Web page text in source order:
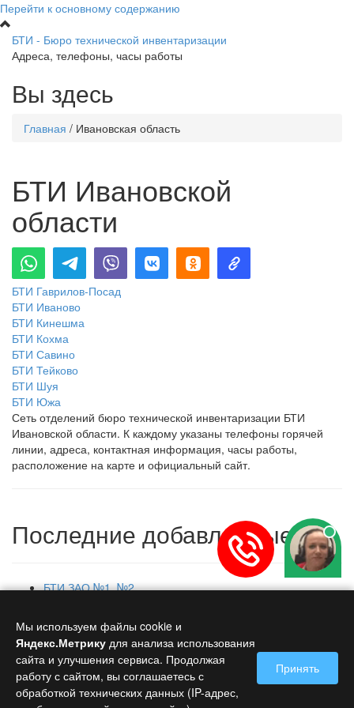
Перейти к основному содержанию
БТИ - Бюро технической инвентаризации
Адреса, телефоны, часы работы
Вы здесь
Главная / Ивановская область
БТИ Ивановской
области
БТИ Гаврилов-Посад
БТИ Иваново
БТИ Кинешма
БТИ Кохма
БТИ Савино
БТИ Тейково
БТИ Шуя
БТИ Южа
Сеть отделений бюро технической инвентаризации БТИ
Ивановской области. К каждому указаны телефоны горячей
линии, адреса, контактная информация, часы работы,
расположение на карте и официальный сайт.
Последние добавленные
БТИ ЗАО №1, №2
БТИ Кикнур
БТИ Бетлица
Главная
Контакты
Мы используем файлы cookie и
Яндекс.Метрику для анализа использования
сайта и улучшения сервиса. Продолжая
работу с сайтом, вы соглашаетесь с
обработкой технических данных (IP-адрес,
Принять